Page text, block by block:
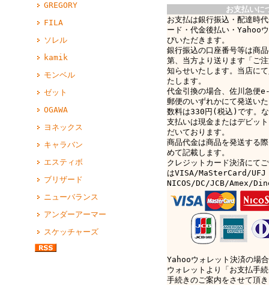
GREGORY
FILA
ソレル
kamik
モンベル
ゼット
OGAWA
ヨネックス
キャラバン
エスティボ
ブリザード
ニューバランス
アンダーアーマー
スケッチャーズ
お支払いに
お支払は銀行振込・配達時
ード・代金後払い・Yahoo
びいただきます。
銀行振込の口座番号等は商
第、当方より送ります「ご
知らせいたします。当店に
たします。
代金引換の場合、佐川急
郵便のいずれかにて発送い
数料は330円(税込)です
支払いは現金またはデビッ
だいております。
商品代金は商品を発送する
めて記載します。
クレジットカード決済にて
はVISA/MaSterCard/UFJ
NICOS/DC/JCB/Amex/
Yahooウォレット決済の場
ウォレットより「お支払手
手続きのご案内をさせて頂